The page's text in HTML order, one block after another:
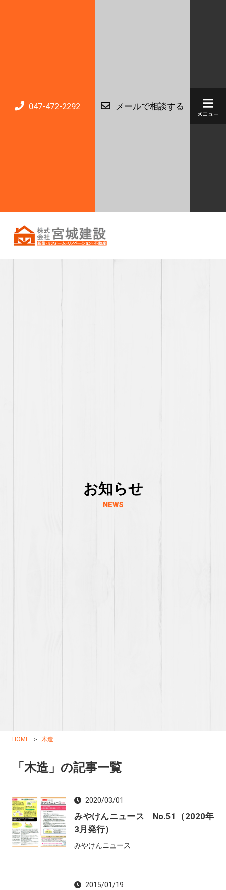
047-472-2292 メールで相談する
お知らせ
NEWS
HOME 木造
「木造」の記事一覧
2020/03/01
みやけんニュース No.51（2020年
3月発行）
みやけんニュース
2015/01/19